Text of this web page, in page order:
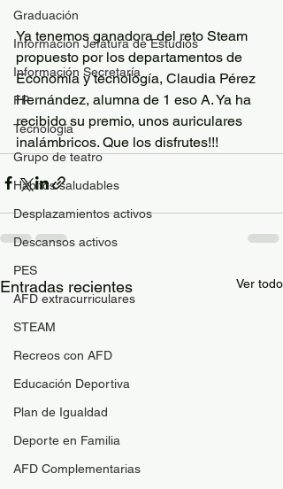
Graduación
Información Jefatura de Estudios
Información Secretaría
FP
Tecnología
Grupo de teatro
Hábitos saludables
Desplazamientos activos
Descansos activos
PES
AFD extracurriculares
STEAM
Recreos con AFD
Educación Deportiva
Plan de Igualdad
Deporte en Familia
AFD Complementarias
Ya tenemos ganadora del reto Steam
propuesto por los departamentos de
Economía y tecnología, Claudia Pérez
Hernández, alumna de 1 eso A. Ya ha
recibido su premio, unos auriculares
inalámbricos. Que los disfrutes!!!
Entradas recientes Ver todo